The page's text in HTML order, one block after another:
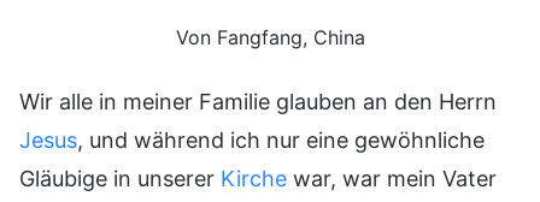
Von Fangfang, China
Wir alle in meiner Familie glauben an den Herrn
Jesus, und während ich nur eine gewöhnliche
Gläubige in unserer Kirche war, war mein Vater